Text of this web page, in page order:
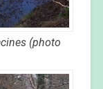
(photo